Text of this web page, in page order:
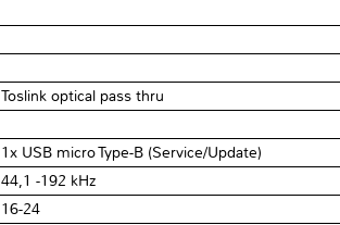
Toslink optical pass thru
1x USB micro Type-B (Service/Update)
44,1 -192 kHz
16-24